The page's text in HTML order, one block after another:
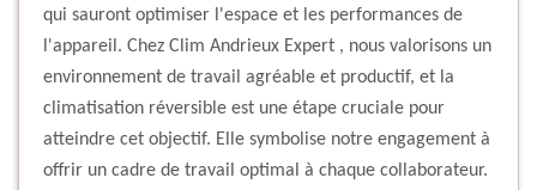
qui sauront optimiser l'espace et les performances de
l'appareil. Chez Clim Andrieux Expert , nous valorisons un
environnement de travail agréable et productif, et la
climatisation réversible est une étape cruciale pour
atteindre cet objectif. Elle symbolise notre engagement à
offrir un cadre de travail optimal à chaque collaborateur.